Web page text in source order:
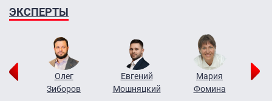
ЭКСПЕРТЫ
Олег
Зиборов
Евгений
Мошняцкий
Мария
Фомина